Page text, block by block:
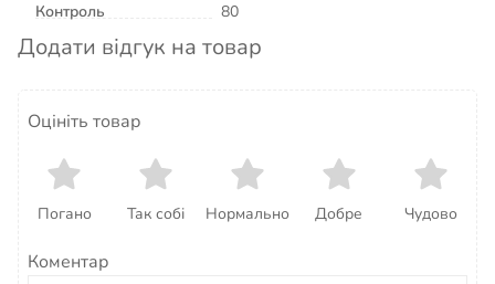
Контроль
80
Додати відгук на товар
Оцініть товар
Погано Так собі Нормально Добре Чудово
Коментар